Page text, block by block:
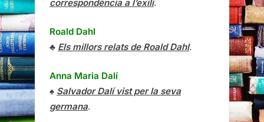
correspondència a l’exili.
Roald Dahl
♣ Els millors relats de Roald Dahl.
Anna Maria Dalí
♠ Salvador Dalí vist per la seva
germana.